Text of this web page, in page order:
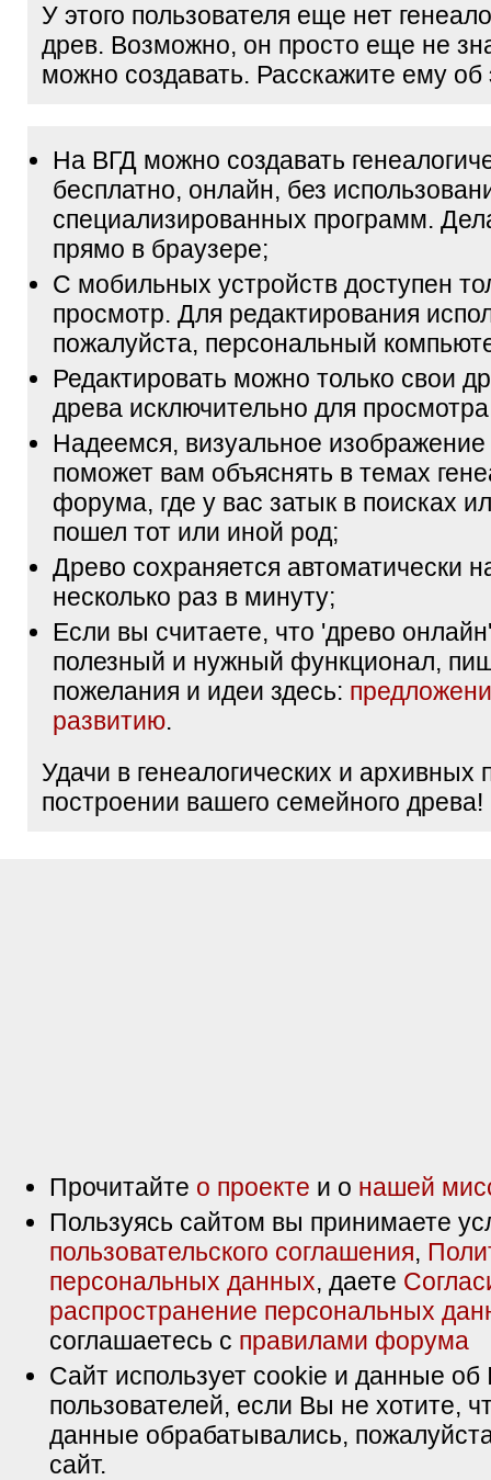
У этого пользователя еще нет
древ. Возможно, он просто еще не
можно создавать. Расскажите ему об
На ВГД можно создавать
бесплатно, онлайн, без
специализированных программ.
прямо в браузере;
С мобильных устройств доступен
просмотр. Для редактирования
пожалуйста, персональный
Редактировать можно только свои
древа исключительно для
Надеемся, визуальное
поможет вам объяснять в темах
форума, где у вас затык в поисках
пошел тот или иной род;
Древо сохраняется автоматически
несколько раз в минуту;
Если вы считаете, что 'древо
полезный и нужный функционал,
пожелания и идеи здесь:
развитию.
Удачи в генеалогических и архивных
построении вашего семейного древа!
Прочитайте о проекте и о нашей
Пользуясь сайтом вы принимаете
пользовательского соглашения,
персональных данных, даете
распространение персональных
соглашаетесь с правилами форума
Сайт использует cookie и данные об
пользователей, если Вы не хотите,
данные обрабатывались,
сайт.